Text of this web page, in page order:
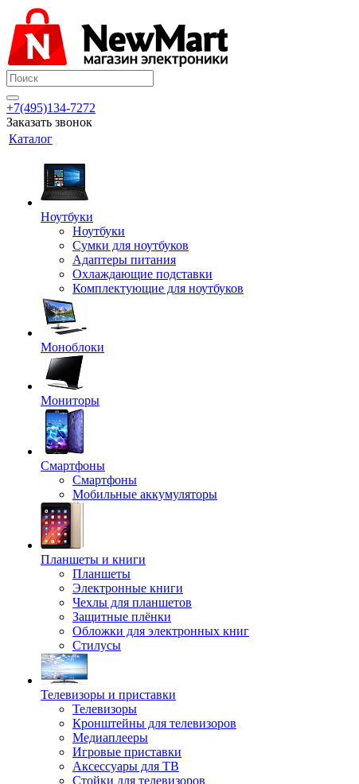
+7(495)134-7272
Заказать звонок
Каталог
Ноутбуки
Ноутбуки
Сумки для ноутбуков
Адаптеры питания
Охлаждающие подставки
Комплектующие для ноутбуков
Моноблоки
Мониторы
Смартфоны
Смартфоны
Мобильные аккумуляторы
Планшеты и книги
Планшеты
Электронные книги
Чехлы для планшетов
Защитные плёнки
Обложки для электронных книг
Стилусы
Телевизоры и приставки
Телевизоры
Кронштейны для телевизоров
Медиаплееры
Игровые приставки
Аксессуары для ТВ
Стойки для телевизоров